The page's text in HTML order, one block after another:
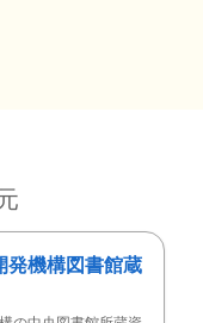
発機構図書館蔵